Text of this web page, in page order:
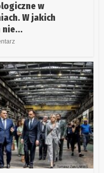
w
W jakich
nie...